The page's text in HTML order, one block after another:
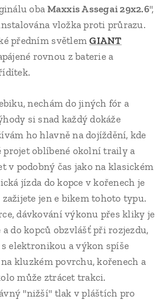
oba Maxxis Assegai 29x2.6",
vložka proti průrazu.
předním světlemGIANT
rovnou z baterie a
nechám do jiných fór a
si snad každý dokáže
ho hlavně na dojíždění, kde
projet oblíbené okolní traily a
v podobný čas jako na klasickém
jízda do kopce v kořenech je
jen e bikem tohoto typu.
dávkování výkonu přes kliky je
do kopců obzvlášť při rozjezdu,
elektronikou a výkon spíše
kluzkém povrchu, kořenech a
může ztrácet trakci.
"nižší" tlak v pláštích pro